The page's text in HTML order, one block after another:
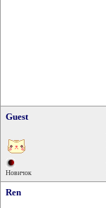
Guest
Новичок
Ren